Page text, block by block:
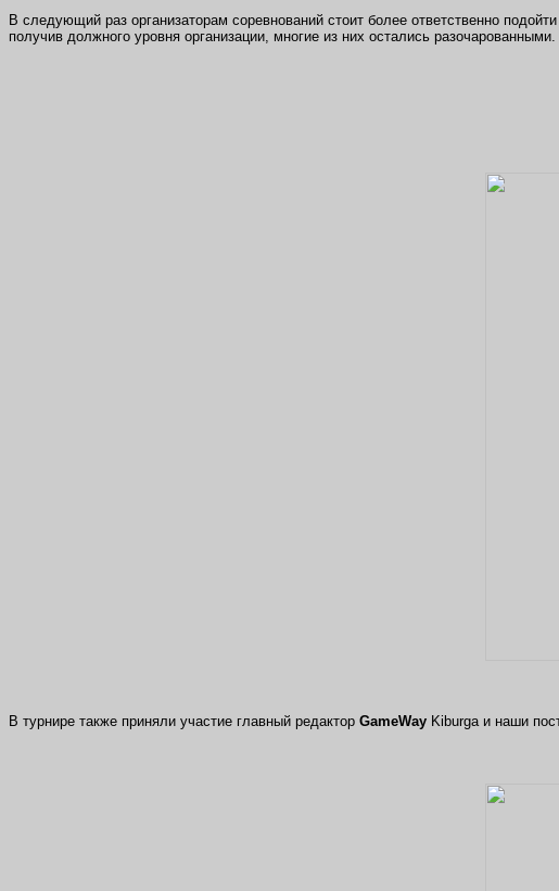
В следующий раз организаторам соревнований стоит более ответственно
получив должного уровня организации, многие из них остались разочарованными.
В турнире также приняли участие главный редактор GameWay Kiburga и наши